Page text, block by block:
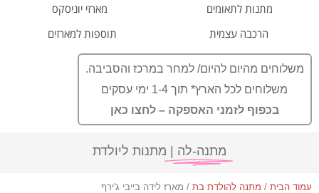
מתנות לתאומים
מארזי יוניסקס
הרכבה עצמית
תוספות למארזים
משלוחים מהיום להיום/ למחר במרכז והסביבה.
משלוחים לכל הארץ* תוך 1-4 ימי עסקים
בכפוף לזמני האספקה – לחצו כאן
מתנה-לה | מתנות ליולדת
עמוד הבית / מתנה להולדת בת / מארז לידה בייבי ג'ירף